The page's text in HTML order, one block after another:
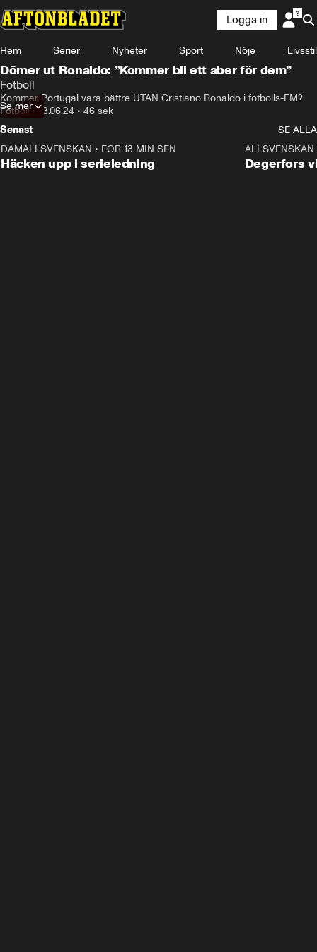
Logga in
Hem Serier Nyheter Sport Nöje Livsstil
Dömer ut Ronaldo: ”Kommer bli ett aber för dem”
Fotboll
Kommer Portugal vara bättre UTAN Cristiano Ronaldo i fotbolls-EM?
Fotboll•13.06.24 • 46 sek
Se mer
Senast
SE ALLA
DAMALLSVENSKAN • FÖR 13 MIN SEN
Häcken upp i serieledning
ALLSVENSKAN
Degerfors